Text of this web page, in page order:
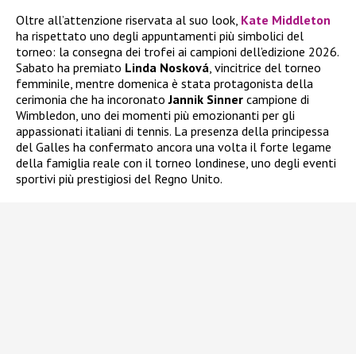
Oltre all’attenzione riservata al suo look, Kate Middleton
ha rispettato uno degli appuntamenti più simbolici del
torneo: la consegna dei trofei ai campioni dell’edizione 2026.
Sabato ha premiato Linda Nosková , vincitrice del torneo
femminile, mentre domenica è stata protagonista della
cerimonia che ha incoronatoJannik Sinner campione di
Wimbledon, uno dei momenti più emozionanti per gli
appassionati italiani di tennis. La presenza della principessa
del Galles ha confermato ancora una volta il forte legame
della famiglia reale con il torneo londinese, uno degli eventi
sportivi più prestigiosi del Regno Unito.